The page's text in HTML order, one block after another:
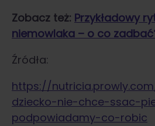
Zobacz też: Przykładowy
niemowlaka – o co
Źródła:
https://
dziecko-nie-chce-ssac-
podpowiadamy-co-robic